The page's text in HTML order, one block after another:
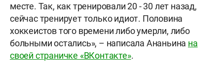
месте. Так, как тренировали 20 - 30 лет назад,
сейчас тренирует только идиот. Половина
хоккеистов того времени либо умерли, либо
больными остались», – написала Ананьина на
своей страничке «ВКонтакте».